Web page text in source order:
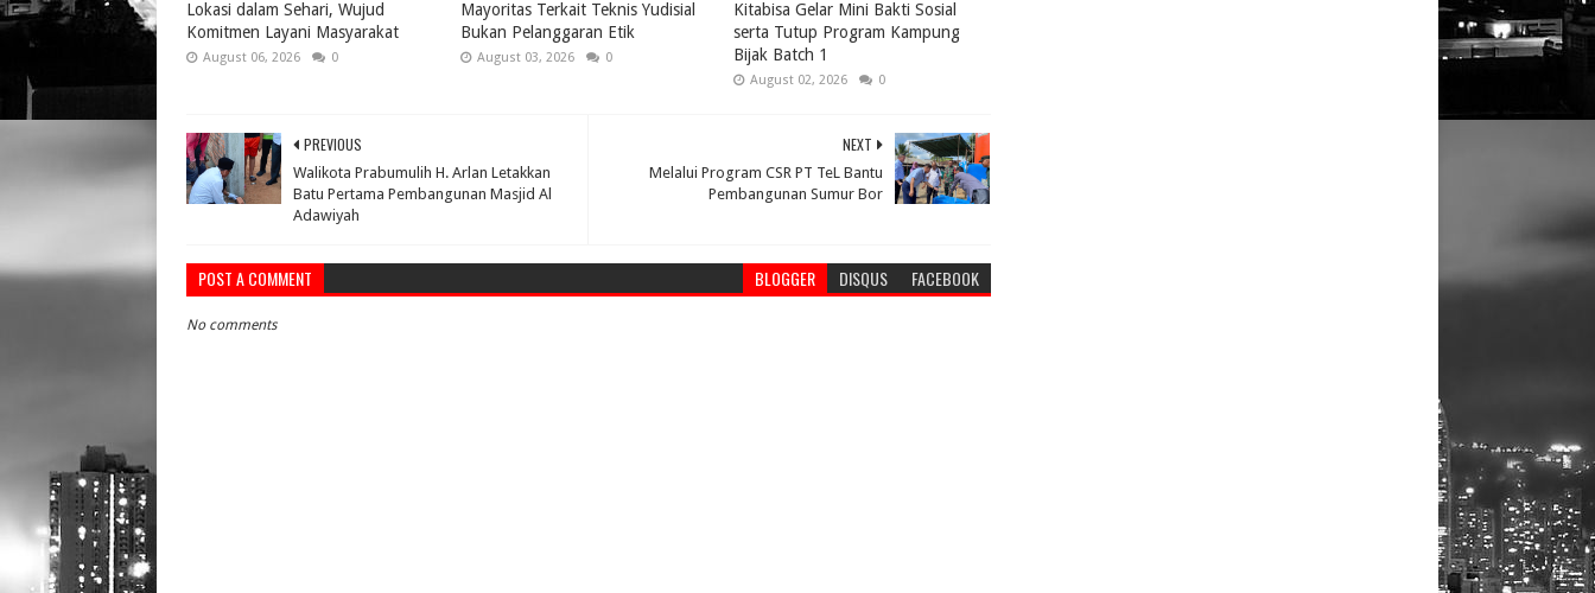
Lokasi dalam Sehari, Wujud
Komitmen Layani Masyarakat
August 06, 2026 0
Mayoritas Terkait Teknis Yudisial
Bukan Pelanggaran Etik
August 03, 2026 0
Kitabisa Gelar Mini Bakti Sosial
serta Tutup Program Kampung
Bijak Batch 1
August 02, 2026 0
NEXT
Melalui Program CSR PT TeL Bantu
Pembangunan Sumur Bor
PREVIOUS
Walikota Prabumulih H. Arlan Letakkan
Batu Pertama Pembangunan Masjid Al
Adawiyah
POST A COMMENT BLOGGER DISQUS FACEBOOK
No comments